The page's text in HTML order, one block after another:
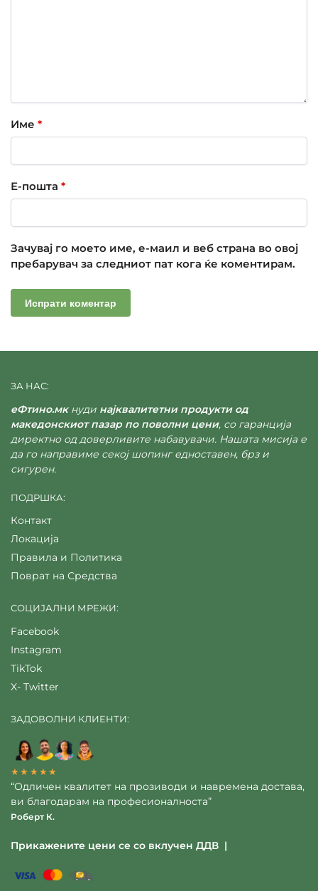
Име *
Е-пошта *
Зачувај го моето име, е-маил и веб страна во овој
пребарувач за следниот пат кога ќе коментирам.
ЗА НАС:
еФтино.мкнуди најквалитетни продукти од
македонскиот пазар по поволни цени, со гаранција
директно од доверливите набавувачи. Нашата мисија е
да го направиме секој шопинг едноставен, брз и
сигурен.
ПОДРШКА:
Контакт
Локација
Правила и Политика
Поврат на Средства
СОЦИЈАЛНИ МРЕЖИ:
Facebook
Instagram
TikTok
X- Twitter
ЗАДОВОЛНИ КЛИЕНТИ:
★★★★★
“Одличен квалитет на прозиводи и навремена достава,
ви благодарам на професионалноста”
Роберт К.
Прикажените цени се со вклучен ДДВ |